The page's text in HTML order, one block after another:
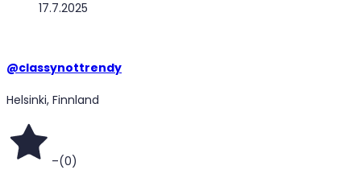
17.7.2025
@classynottrendy
Helsinki, Finnland
–(0)